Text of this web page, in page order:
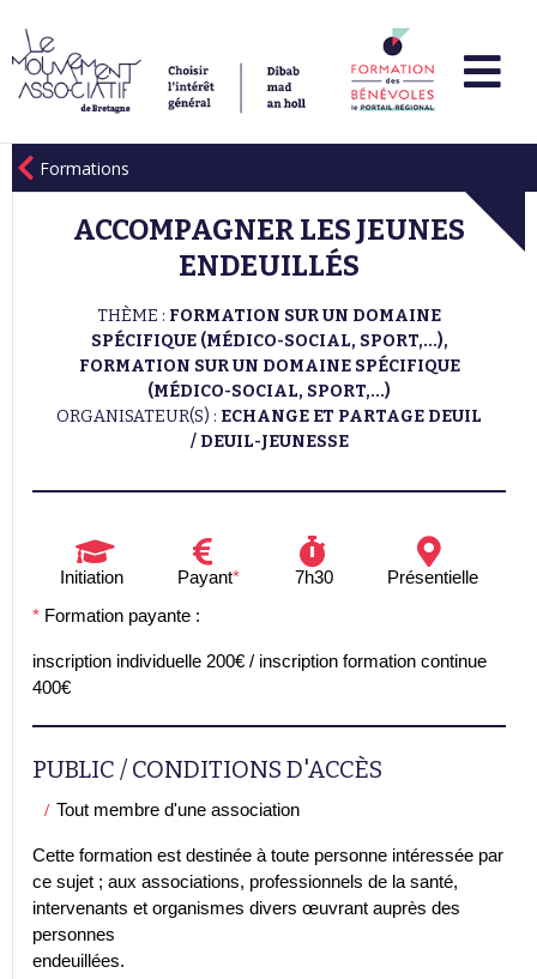
Formations
ACCOMPAGNER LES JEUNES
ENDEUILLÉS
THÈME : FORMATION SUR UN DOMAINE
SPÉCIFIQUE (MÉDICO-SOCIAL, SPORT,...),
FORMATION SUR UN DOMAINE SPÉCIFIQUE
(MÉDICO-SOCIAL, SPORT,...)
ORGANISATEUR(S) : ECHANGE ET PARTAGE DEUIL
/ DEUIL-JEUNESSE
Initiation Payant* 7h30
Présentielle
* Formation payante :
inscription individuelle 200€ / inscription formation continue
400€
PUBLIC / CONDITIONS D'ACCÈS
Tout membre d'une association
Cette formation est destinée à toute personne intéressée par
ce sujet ; aux associations, professionnels de la santé,
intervenants et organismes divers œuvrant auprès des
personnes
endeuillées.